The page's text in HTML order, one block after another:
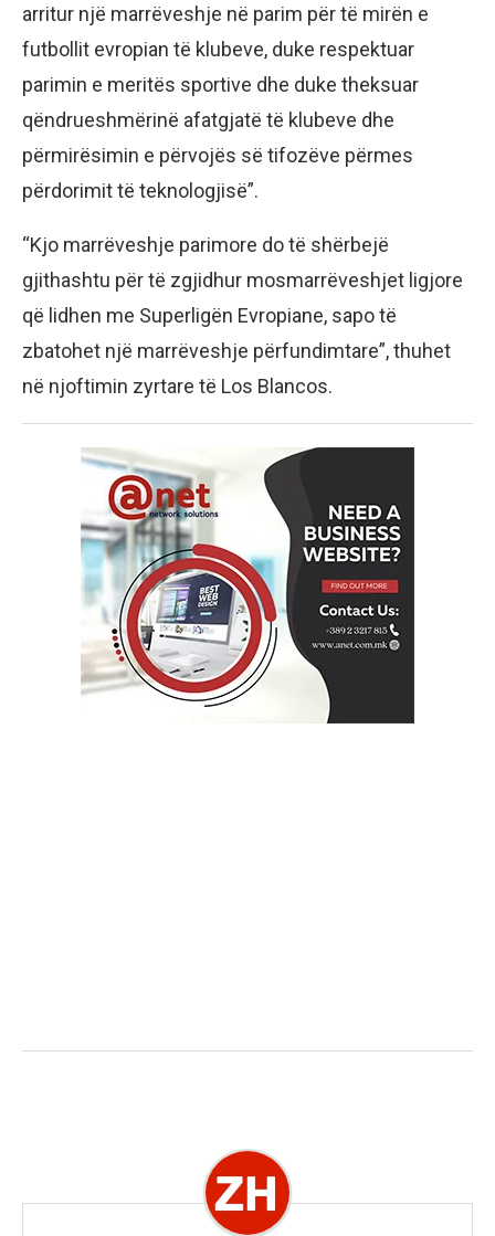
arritur një marrëveshje në parim për të mirën e
futbollit evropian të klubeve, duke respektuar
parimin e meritës sportive dhe duke theksuar
qëndrueshmërinë afatgjatë të klubeve dhe
përmirësimin e përvojës së tifozëve përmes
përdorimit të teknologjisë”.
“Kjo marrëveshje parimore do të shërbejë
gjithashtu për të zgjidhur mosmarrëveshjet ligjore
që lidhen me Superligën Evropiane, sapo të
zbatohet një marrëveshje përfundimtare”, thuhet
në njoftimin zyrtare të Los Blancos.